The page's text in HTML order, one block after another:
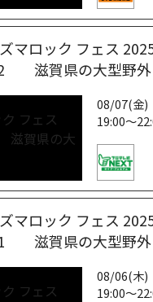
マロック フェス
滋賀県の大型野外
08/07(金)
19:00～
マロック フェス
滋賀県の大型野外
08/06(木)
19:00～